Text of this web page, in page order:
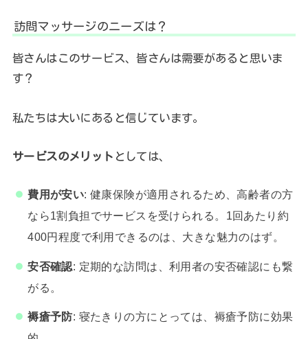
訪問マッサージのニーズは？
皆さんはこのサービス、皆さんは需要があると思いま
す？
私たちは大いにあると信じています。
サービスのメリット としては、
費用が安い: 健康保険が適用されるため、高齢者の方
なら1割負担でサービスを受けられる。1回あたり約
400円程度で利用できるのは、大きな魅力のはず。
安否確認: 定期的な訪問は、利用者の安否確認にも繋
がる。
褥瘡予防: 寝たきりの方にとっては、褥瘡予防に効果